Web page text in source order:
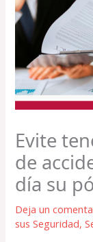
Evite
de
día su
Deja un
sus Seguridad,